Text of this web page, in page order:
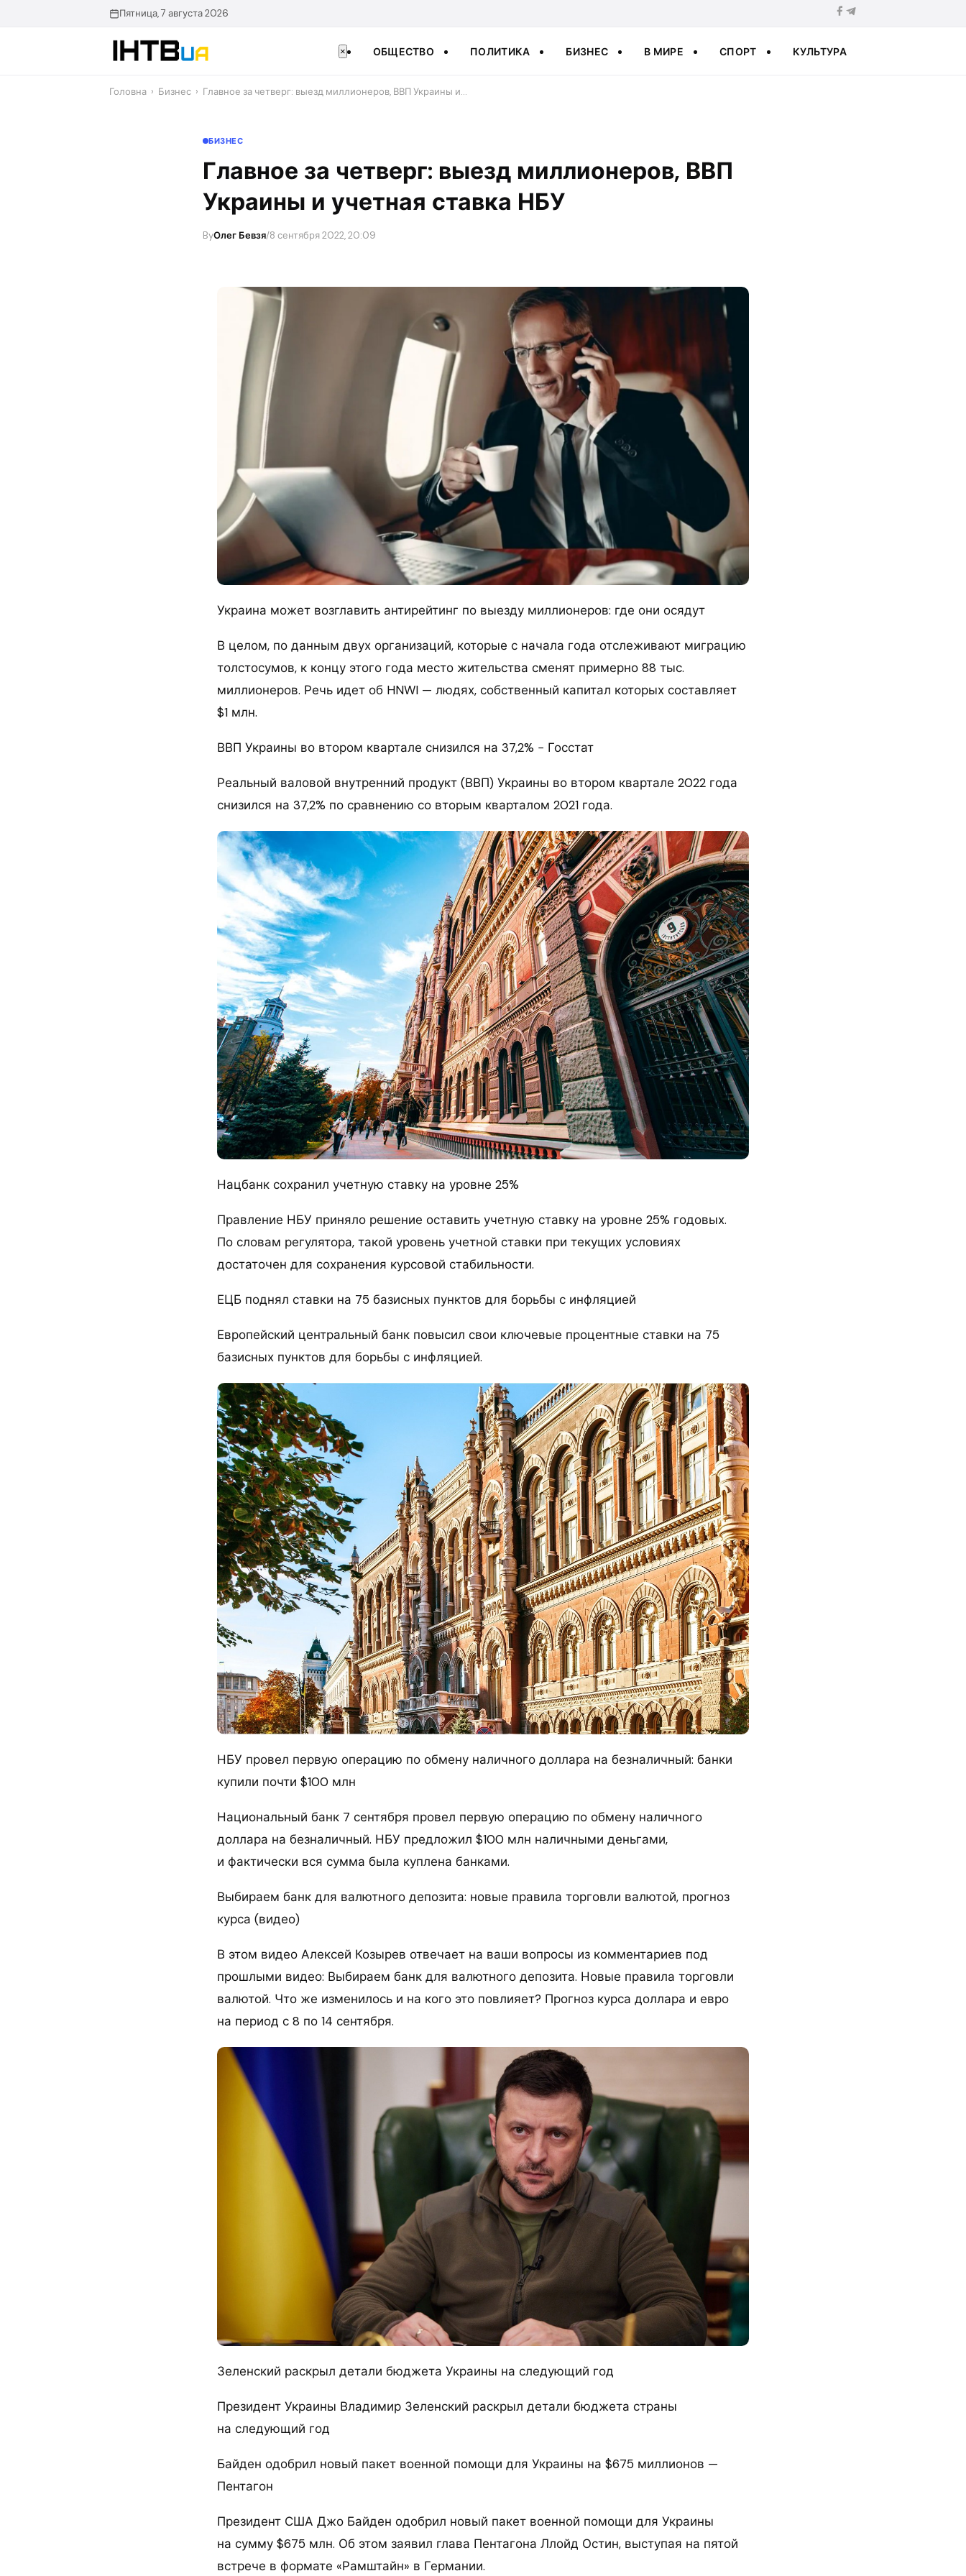
Пятница, 7 августа 2026
× ОБЩЕСТВО ПОЛИТИКА БИЗНЕС В МИРЕ СПОРТ КУЛЬТУРА
Головна › Бизнес › Главное за четверг: выезд миллионеров, ВВП Украины и…
БИЗНЕС
Главное за четверг: выезд миллионеров, ВВП
Украины и учетная ставка НБУ
ByОлег Бевзя/8 сентября 2022, 20:09
Украина может возглавить антирейтинг по выезду миллионеров: где они осядут
В целом, по данным двух организаций, которые с начала года отслеживают миграцию
толстосумов, к концу этого года место жительства сменят примерно 88 тыс.
миллионеров. Речь идет об HNWI — людях, собственный капитал которых составляет
$1 млн.
ВВП Украины во втором квартале снизился на 37,2% − Госстат
Реальный валовой внутренний продукт (ВВП) Украины во втором квартале 2022 года
снизился на 37,2% по сравнению со вторым кварталом 2021 года.
Нацбанк сохранил учетную ставку на уровне 25%
Правление НБУ приняло решение оставить учетную ставку на уровне 25% годовых.
По словам регулятора, такой уровень учетной ставки при текущих условиях
достаточен для сохранения курсовой стабильности.
ЕЦБ поднял ставки на 75 базисных пунктов для борьбы с инфляцией
Европейский центральный банк повысил свои ключевые процентные ставки на 75
базисных пунктов для борьбы с инфляцией.
НБУ провел первую операцию по обмену наличного доллара на безналичный: банки
купили почти $100 млн
Национальный банк 7 сентября провел первую операцию по обмену наличного
доллара на безналичный. НБУ предложил $100 млн наличными деньгами,
и фактически вся сумма была куплена банками.
Выбираем банк для валютного депозита: новые правила торговли валютой, прогноз
курса (видео)
В этом видео Алексей Козырев отвечает на ваши вопросы из комментариев под
прошлыми видео: Выбираем банк для валютного депозита. Новые правила торговли
валютой. Что же изменилось и на кого это повлияет? Прогноз курса доллара и евро
на период с 8 по 14 сентября.
Зеленский раскрыл детали бюджета Украины на следующий год
Президент Украины Владимир Зеленский раскрыл детали бюджета страны
на следующий год
Байден одобрил новый пакет военной помощи для Украины на $675 миллионов —
Пентагон
Президент США Джо Байден одобрил новый пакет военной помощи для Украины
на сумму $675 млн. Об этом заявил глава Пентагона Ллойд Остин, выступая на пятой
встрече в формате «Рамштайн» в Германии.